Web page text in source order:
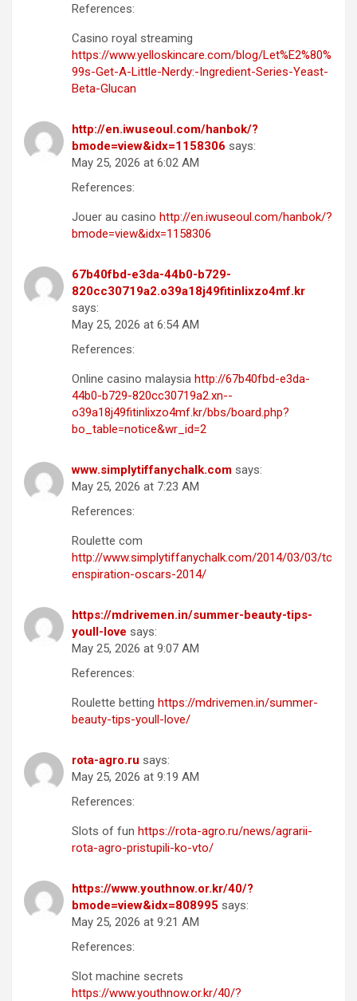
References:
Casino royal streaming
https://www.yelloskincare.com/blog/Let%E2%80%
99s-Get-A-Little-Nerdy:-Ingredient-Series-Yeast-
Beta-Glucan
http://en.iwuseoul.com/hanbok/?
bmode=view&idx=1158306 says:
May 25, 2026 at 6:02 AM
References:
Jouer au casino http://en.iwuseoul.com/hanbok/?
bmode=view&idx=1158306
67b40fbd-e3da-44b0-b729-
820cc30719a2.o39a18j49fitinlixzo4mf.kr
says:
May 25, 2026 at 6:54 AM
References:
Online casino malaysia http://67b40fbd-e3da-
44b0-b729-820cc30719a2.xn--
o39a18j49fitinlixzo4mf.kr/bbs/board.php?
bo_table=notice&wr_id=2
www.simplytiffanychalk.com says:
May 25, 2026 at 7:23 AM
References:
Roulette com
http://www.simplytiffanychalk.com/2014/03/03/tc
enspiration-oscars-2014/
https://mdrivemen.in/summer-beauty-tips-
youll-love says:
May 25, 2026 at 9:07 AM
References:
Roulette betting https://mdrivemen.in/summer-
beauty-tips-youll-love/
rota-agro.ru says:
May 25, 2026 at 9:19 AM
References:
Slots of fun https://rota-agro.ru/news/agrarii-
rota-agro-pristupili-ko-vto/
https://www.youthnow.or.kr/40/?
bmode=view&idx=808995 says:
May 25, 2026 at 9:21 AM
References:
Slot machine secrets
https://www.youthnow.or.kr/40/?